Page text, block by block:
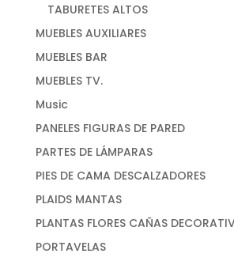
TABURETES ALTOS
MUEBLES AUXILIARES
MUEBLES BAR
MUEBLES TV.
Music
PANELES FIGURAS DE PARED
PARTES DE LÁMPARAS
PIES DE CAMA DESCALZADORES
PLAIDS MANTAS
PLANTAS FLORES CAÑAS
PORTAVELAS